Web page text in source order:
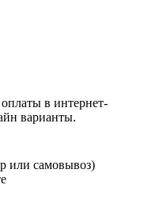
в интернет-
варианты.
или самовывоз)